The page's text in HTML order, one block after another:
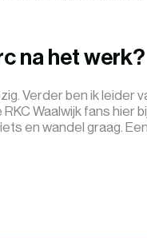
na het werk?
Verder ben ik leider
Waalwijk fans hier
en wandel graag.